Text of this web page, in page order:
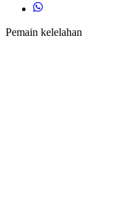
Pemain kelelahan